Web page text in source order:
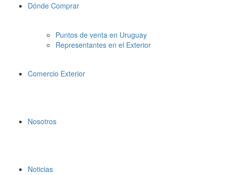
Dónde Comprar
Puntos de venta en Uruguay
Representantes en el Exterior
Comercio Exterior
Nosotros
Noticias